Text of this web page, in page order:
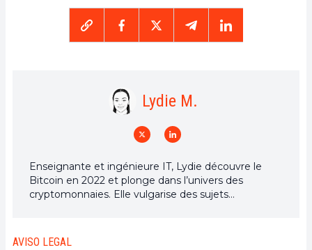
Lydie M.
Enseignante et ingénieure IT, Lydie découvre le
Bitcoin en 2022 et plonge dans l’univers des
cryptomonnaies. Elle vulgarise des sujets
décentralisé.
AVISO LEGAL